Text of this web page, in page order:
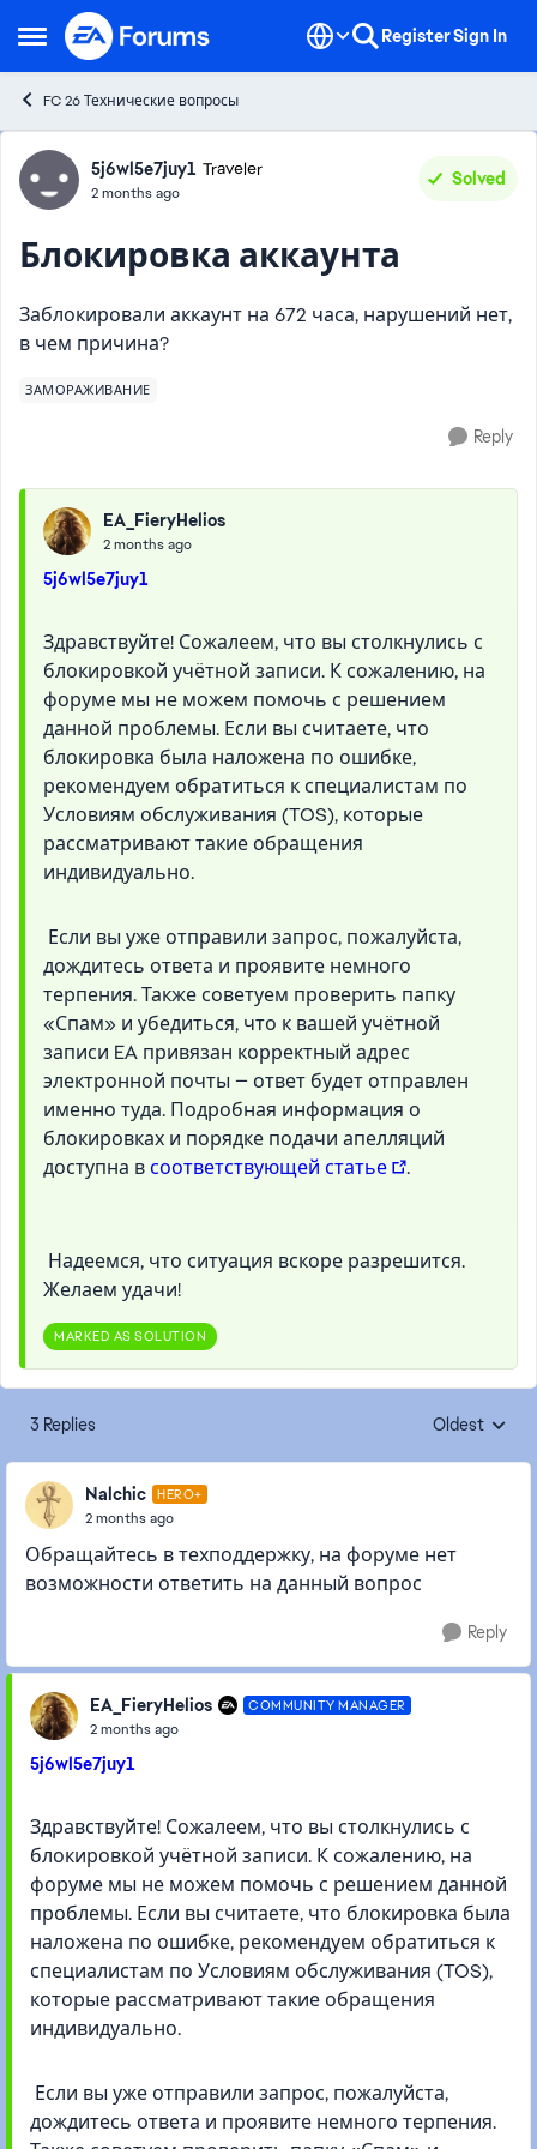
Open Side Menu
Skip to content RegisterSign In
FC 26 Технические вопросы
Forum Discussion
5j6wl5e7juy1 Traveler
2 months ago
Solved
Блокировка аккаунта
Заблокировали аккаунт на 672 часа, нарушений нет,
в чем причина?
ЗАМОРАЖИВАНИЕ
Reply
EA_FieryHelios
2 months ago
5j6wl5e7juy1
Здравствуйте! Сожалеем, что вы столкнулись с
блокировкой учётной записи. К сожалению, на
форуме мы не можем помочь с решением
данной проблемы. Если вы считаете, что
блокировка была наложена по ошибке,
рекомендуем обратиться к специалистам по
Условиям обслуживания (TOS), которые
рассматривают такие обращения
индивидуально.
Если вы уже отправили запрос, пожалуйста,
дождитесь ответа и проявите немного
терпения. Также советуем проверить папку
«Спам» и убедиться, что к вашей учётной
записи EA привязан корректный адрес
электронной почты — ответ будет отправлен
именно туда. Подробная информация о
блокировках и порядке подачи апелляций
доступна всоответствующей статье .
Надеемся, что ситуация вскоре разрешится.
Желаем удачи!
MARKED AS SOLUTION
3 Replies Replies
Oldest
Nalchic HERO+
2 months ago
Обращайтесь в техподдержку, на форуме нет
возможности ответить на данный вопрос
Reply
EA_FieryHelios COMMUNITY MANAGER
2 months ago
5j6wl5e7juy1
Здравствуйте! Сожалеем, что вы столкнулись с
блокировкой учётной записи. К сожалению, на
форуме мы не можем помочь с решением данной
проблемы. Если вы считаете, что блокировка была
наложена по ошибке, рекомендуем обратиться к
специалистам по Условиям обслуживания (TOS),
которые рассматривают такие обращения
индивидуально.
Если вы уже отправили запрос, пожалуйста,
дождитесь ответа и проявите немного терпения.